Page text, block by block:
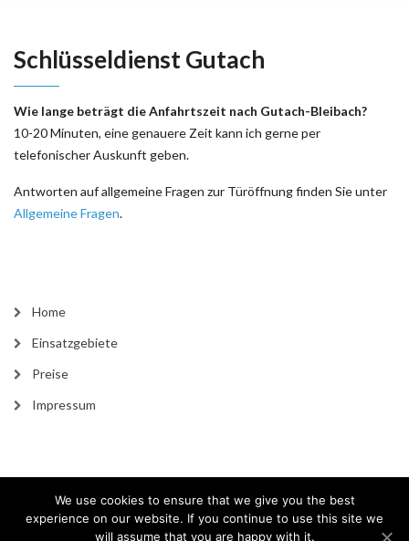
Schlüsseldienst Gutach
Wie lange beträgt die Anfahrtszeit nach Gutach-Bleibach?
10-20 Minuten, eine genauere Zeit kann ich gerne per
telefonischer Auskunft geben.
Antworten auf allgemeine Fragen zur Türöffnung finden Sie unter
Allgemeine Fragen.
Home
Einsatzgebiete
Preise
Impressum
Datenschutzerklärung
We use cookies to ensure that we give you the best
experience on our website. If you continue to use this site we
will assume that you are happy with it.